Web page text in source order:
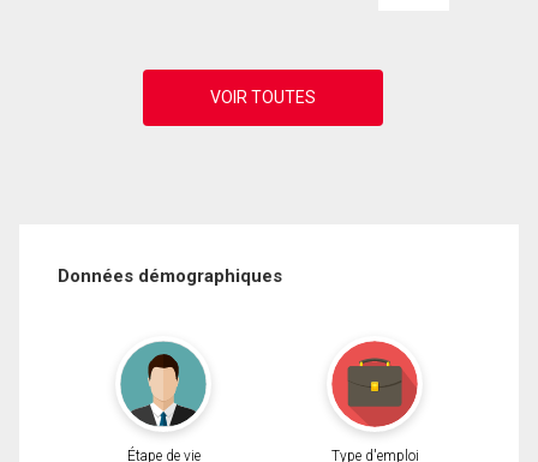
Données démographiques
Étape de vie Type d'emploi